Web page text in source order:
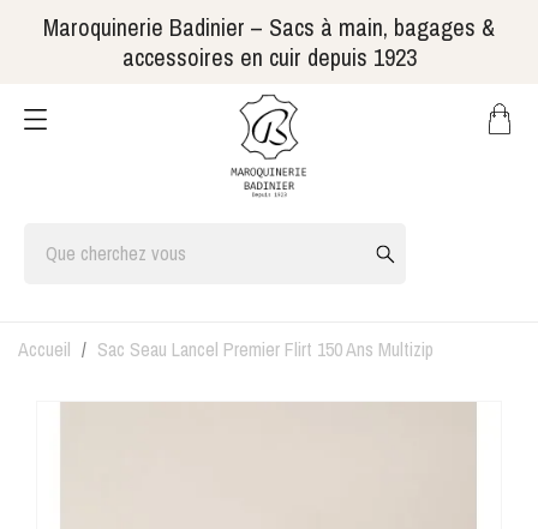
Maroquinerie Badinier – Sacs à main, bagages &
accessoires en cuir depuis 1923
Accueil Sac Seau Lancel Premier Flirt 150 Ans Multizip